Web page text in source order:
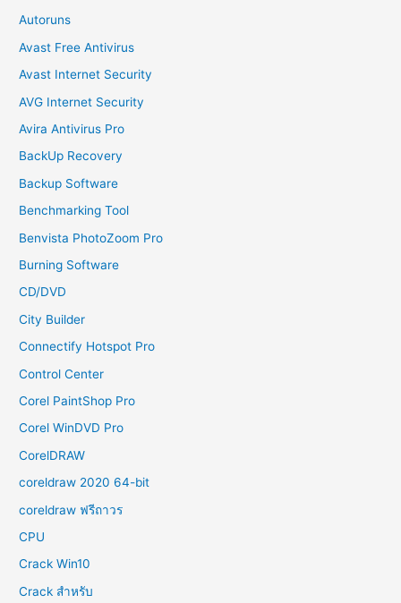
Autoruns
Avast Free Antivirus
Avast Internet Security
AVG Internet Security
Avira Antivirus Pro
BackUp Recovery
Backup Software
Benchmarking Tool
Benvista PhotoZoom Pro
Burning Software
CD/DVD
City Builder
Connectify Hotspot Pro
Control Center
Corel PaintShop Pro
Corel WinDVD Pro
CorelDRAW
coreldraw 2020 64-bit
coreldraw ฟรีถาวร
CPU
Crack Win10
Crack สำหรับ